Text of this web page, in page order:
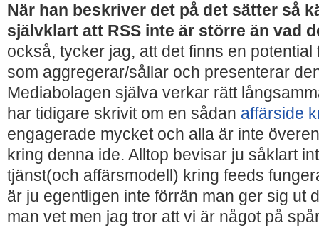
När han beskriver det på det sätter så
självklart att RSS inte är större än vad
också, tycker jag, att det finns en
som aggregerar/sållar och presenterar
Mediabolagen själva verkar rätt
har tidigare skrivit om en sådan affärside
engagerade mycket och alla är inte
kring denna ide. Alltop bevisar ju såklart
tjänst(och affärsmodell) kring feeds
är ju egentligen inte förrän man ger sig ut
man vet men jag tror att vi är något på